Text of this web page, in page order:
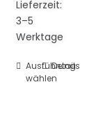
Lieferzeit:
3–5
Werktage
Ausführung
wählen
Dieses
Produkt
Details